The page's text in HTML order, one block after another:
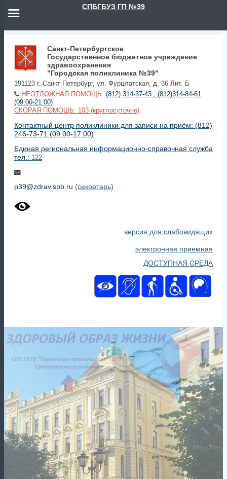
Санкт-Петербургское
Государственное бюджетное учреждение
здравоохранения
"Городская поликлиника №39"
191123 г. Санкт-Петербург, ул. Фурштатская, д. 36 Лит. Б
НЕОТЛОЖНАЯ ПОМОЩЬ: (812) 314-37-43 ; (812)314-84-61
(09:00-21:00)
СКОРАЯ ПОМОЩЬ: 103 (круглосуточно)
Контактный центр поликлиники для записи на приём: (812)
246-73-71 (09:00-17:00)
Единая региональная информационно-справочная служба
тел.: 122
p39@zdrav.spb.ru (секретарь)
версия для слабовидящих
электронная приемная
ДОСТУПНАЯ СРЕДА
Главная
Новости
📍Клуб «Встречи для вас» Бесплатная психологическая и
оздоровительная помощь женщинам после мастэктомии
22 октября 2024
Клуб «Встречи для вас» Бесплатная
психологическая и оздоровительная помощь женщинам
после мастэктомии
СПБГБУЗ ГП №39